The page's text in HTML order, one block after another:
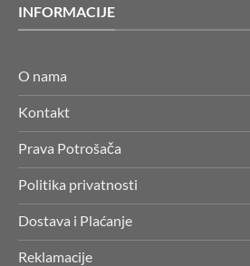
INFORMACIJE
O nama
Kontakt
Prava Potrošača
Politika privatnosti
Dostava i Plaćanje
Reklamacije